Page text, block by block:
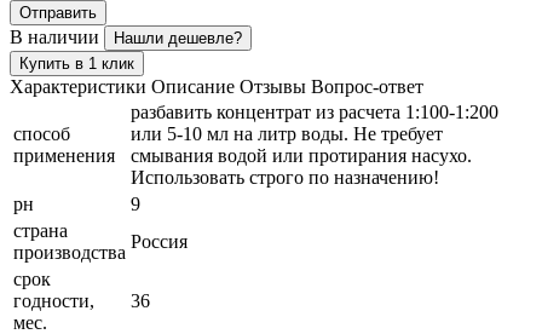
Отправить
В наличии
Нашли дешевле?
Купить в 1 клик
Характеристики Описание Отзывы Вопрос-ответ
способ
применения
разбавить концентрат из расчета 1:100-1:200
или 5-10 мл на литр воды. Не требует
смывания водой или протирания насухо.
Использовать строго по назначению!
рн
9
страна
производства
Россия
срок
годности,
мес.
36